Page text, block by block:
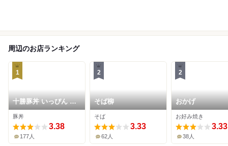
周辺のお店ランキング
1
十勝豚丼 いっぴん 札
幌平岡店
豚丼
3.38
177人
2
そば柳
そば
3.33
62人
2
おかげ
お好み焼き
3.33
38人